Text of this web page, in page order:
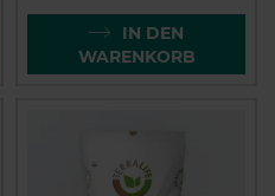
IN DEN
WARENKORB